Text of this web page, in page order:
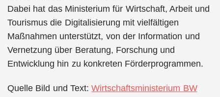
Dabei hat das Ministerium für Wirtschaft, Arbeit und
Tourismus die Digitalisierung mit vielfältigen
Maßnahmen unterstützt, von der Information und
Vernetzung über Beratung, Forschung und
Entwicklung hin zu konkreten Förderprogrammen.
Quelle Bild und Text:Wirtschaftsministerium BW